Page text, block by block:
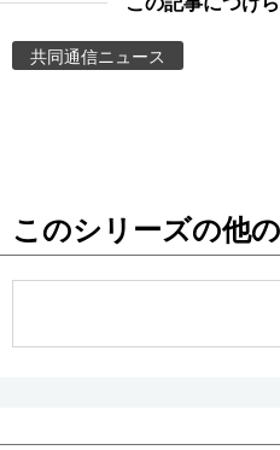
Images
共同通信ニュース
このシリーズの他